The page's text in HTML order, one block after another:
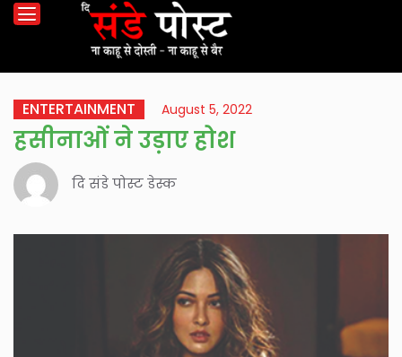
ENTERTAINMENT August 5, 2022
हसीनाओं ने उड़ाए होश
दि संडे पोस्ट डेस्क